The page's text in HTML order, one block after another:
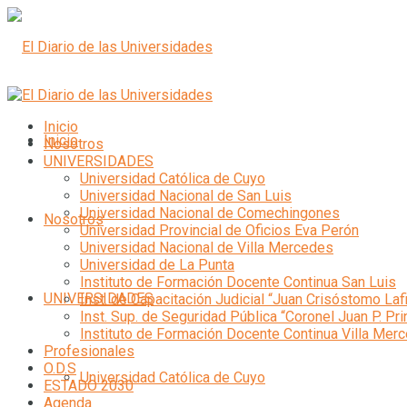
Inicio
Nosotros
UNIVERSIDADES
Universidad Católica de Cuyo
Inicio
Nosotros
UNIVERSIDADES
Universidad Católica de Cuyo
Universidad Nacional de San Luis
Universidad Nacional de Comechingones
Universidad Provincial de Oficios Eva Perón
Universidad Nacional de Villa Mercedes
Universidad de La Punta
Instituto de Formación Docente Continua San Luis
Inst. de Capacitación Judicial “Juan Crisóstomo
Inst. Sup. de Seguridad Pública “Coronel Juan P.
Instituto de Formación Docente Continua Villa
Profesionales
O.D.S
ESTADO 2030
Agenda